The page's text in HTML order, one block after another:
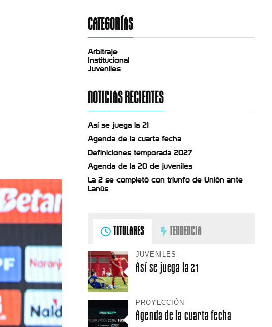
CATEGORÍAS
Arbitraje
Institucional
Juveniles
NOTICIAS RECIENTES
Así se juega la 21
Agenda de la cuarta fecha
Definiciones temporada 2027
Agenda de la 20 de juveniles
La 2 se completó con triunfo de Unión ante
Lanús
TITULARES TENDENCIA
JUVENILES
Así se juega la 21
PROYECCIÓN
Agenda de la cuarta fecha